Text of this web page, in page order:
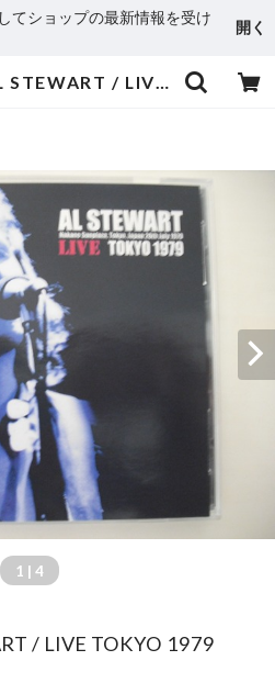
てショップの最新情報を受け
開く
【2CDR】AL STEWART / LIVE TOKYO 1979 | aeromamas2000
1 | 4
/ LIVE TOKYO 1979